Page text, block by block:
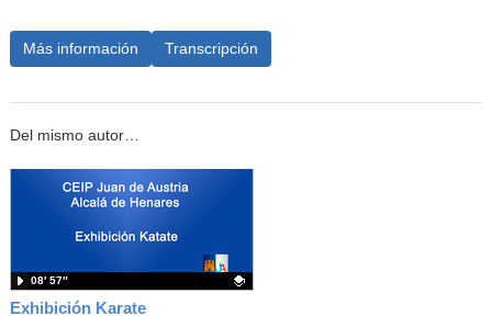
Más información Transcripción
Del mismo autor…
Exhibición Karate
08′ 57″